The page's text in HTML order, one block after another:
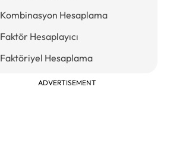
Kombinasyon Hesaplama
Faktör Hesaplayıcı
Faktöriyel Hesaplama
ADVERTISEMENT